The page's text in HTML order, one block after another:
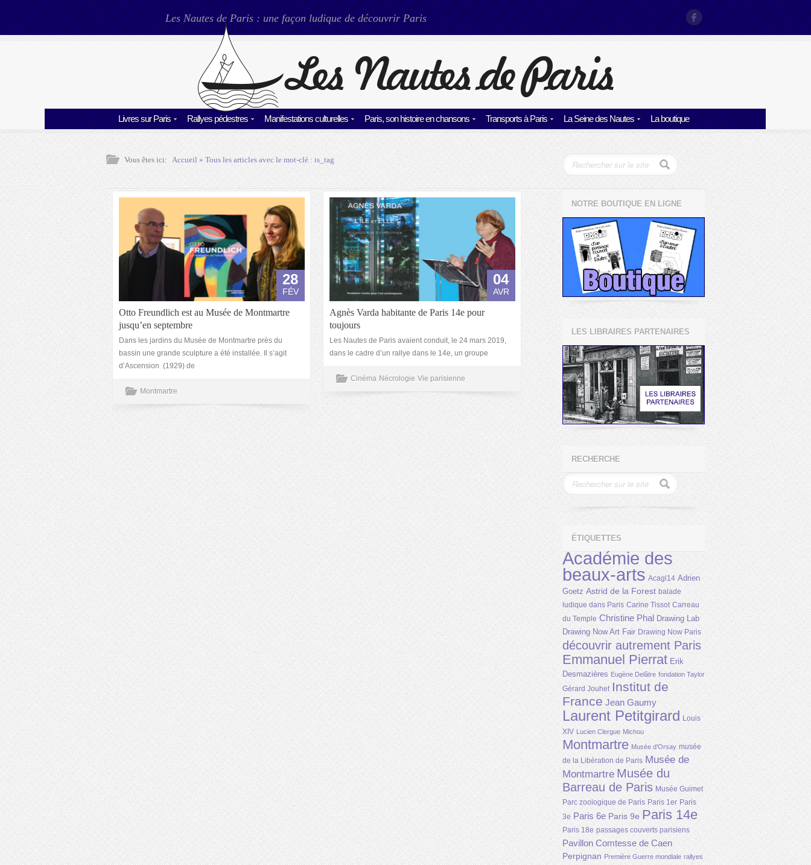
Les Nautes de Paris : une façon ludique de découvrir Paris
Livres sur Paris Rallyes pédestres Manifestations culturelles Paris, son histoire en chansons Transports à Paris La Seine des Nautes La boutique
Vous êtes ici: Accueil» Tous les articles avec le mot-clé :is_tag
28
FÉV
Otto Freundlich est au Musée de Montmartre
jusqu’en septembre
Dans les jardins du Musée de Montmartre près du
bassin une grande sculpture a été installée. Il s’agit
d’Ascension (1929) de
Montmartre
04
AVR
Agnès Varda habitante de Paris 14e pour
toujours
Les Nautes de Paris avaient conduit, le 24 mars 2019,
dans le cadre d’un rallye dans le 14e, un groupe
Cinéma Nécrologie Vie parisienne
NOTRE BOUTIQUE EN LIGNE
LES LIBRAIRES PARTENAIRES
RECHERCHE
ÉTIQUETTES
Académie des
beaux-arts Acagl14 Adrien
Goetz Astrid de la Forest balade
ludique dans Paris Carine Tissot Carreau
du Temple Christine Phal Drawing Lab
Drawing Now Art Fair Drawing Now Paris
découvrir autrement Paris
Emmanuel Pierrat Erik
Desmazières Eugène Delâtre fondation Taylor
Gérard Jouhet Institut de
France Jean Gaumy
Laurent Petitgirard Louis
XIV Lucien Clergue Michou
Montmartre Musée d'Orsay musée
de la Libération de Paris Musée de
Montmartre Musée du
Barreau de Paris Musée Guimet
Parc zoologique de Paris Paris 1er Paris
3e Paris 6e Paris 9e Paris 14e
Paris 18e passages couverts parisiens
Pavillon Comtesse de Caen
Perpignan Première Guerre mondiale rallyes